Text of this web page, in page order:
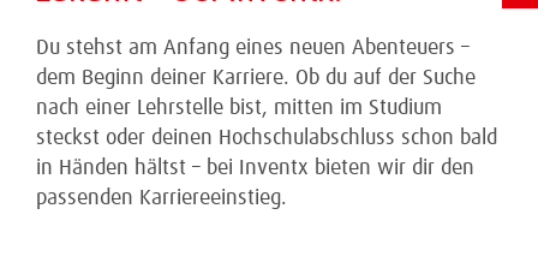
Du stehst am Anfang eines neuen Abenteuers –
dem Beginn deiner Karriere. Ob du auf der Suche
nach einer Lehrstelle bist, mitten im Studium
steckst oder deinen Hochschulabschluss schon bald
in Händen hältst – bei Inventx bieten wir dir den
passenden Karriereeinstieg.